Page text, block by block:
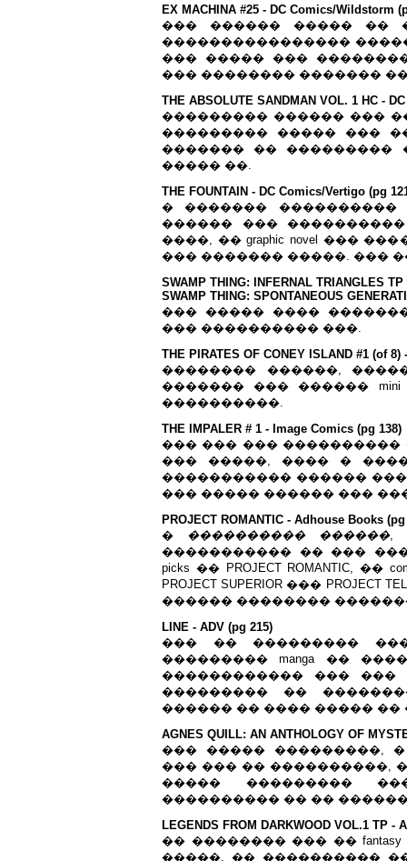
EX MACHINA #25 - DC Comics/Wildstorm
��� ������ ����� ��
���������������� �����
��� ����� ���
��� �������� �������
THE ABSOLUTE SANDMAN VOL. 1 HC -
��������� ������ ���
��������� ����� ���
������� �� ���������
����� ��.
THE FOUNTAIN - DC Comics/Vertigo (pg
� ������� ���������� ���
������ ��� ����������
����, �� graphic novel ���
��� ������� �����. ���
SWAMP THING: INFERNAL TRIANGLES
SWAMP THING: SPONTANEOUS
��� ����� ����
��� ���������� ���.
THE PIRATES OF CONEY ISLAND #1 (of
�������� ������,
������� ��� ������ mini
����������.
THE IMPALER # 1 - Image Comics (pg 138)
��� ��� ���
��� �����, ���� �
����������� ������
��� ����� ������ ���
PROJECT ROMANTIC - Adhouse Books (pg
� ���������� ������,
����������� �� ���
picks �� PROJECT
PROJECT SUPERIOR ���
������ ��������
LINE - ADV (pg 215)
��� �� ��������� ���
��������� manga ��
������������ ��� ���
��������� ��
������ �� ���� ����� ��
AGNES QUILL: AN ANTHOLOGY OF
��� ����� ���������,
��� ��� �� ����������,
����� ���������
���������� �� ��
LEGENDS FROM DARKWOOD VOL.1 TP -
�� �������� ��� ��
�����, �� ����������